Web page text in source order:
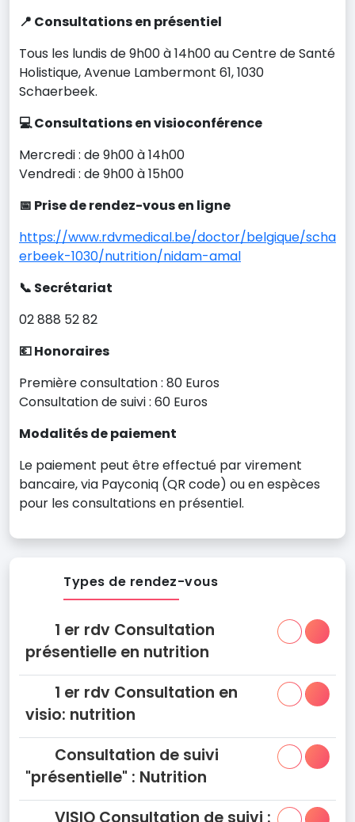
📍 Consultations en présentiel
Tous les lundis de 9h00 à 14h00 au Centre de Santé
Holistique, Avenue Lambermont 61, 1030
Schaerbeek.
💻 Consultations en visioconférence
Mercredi : de 9h00 à 14h00
Vendredi : de 9h00 à 15h00
📅 Prise de rendez-vous en ligne
https://www.rdvmedical.be/doctor/belgique/scha
erbeek-1030/nutrition/nidam-amal
📞 Secrétariat
02 888 52 82
💶 Honoraires
Première consultation : 80 Euros
Consultation de suivi : 60 Euros
Modalités de paiement
Le paiement peut être effectué par virement
bancaire, via Payconiq (QR code) ou en espèces
pour les consultations en présentiel.
Types de rendez-vous
1 er rdv Consultation
présentielle en nutrition
1 er rdv Consultation en
visio: nutrition
Consultation de suivi
"présentielle" : Nutrition
VISIO Consultation de suivi :